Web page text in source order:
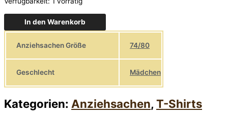
In den Warenkorb
Anziehsachen Größe 74/80
Geschlecht Mädchen
Kategorien: Anziehsachen, T-Shirts